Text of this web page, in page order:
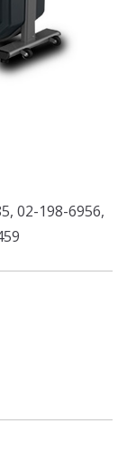
02-198-6956,